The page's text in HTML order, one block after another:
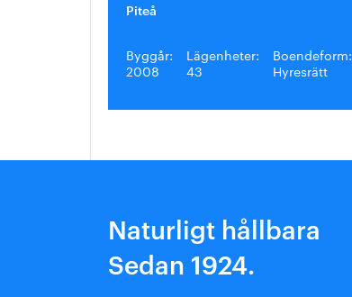
Piteå
Byggår:
2008
Lägenheter:
43
Boendeform:
Hyresrätt
Naturligt hållbara
Sedan 1924.